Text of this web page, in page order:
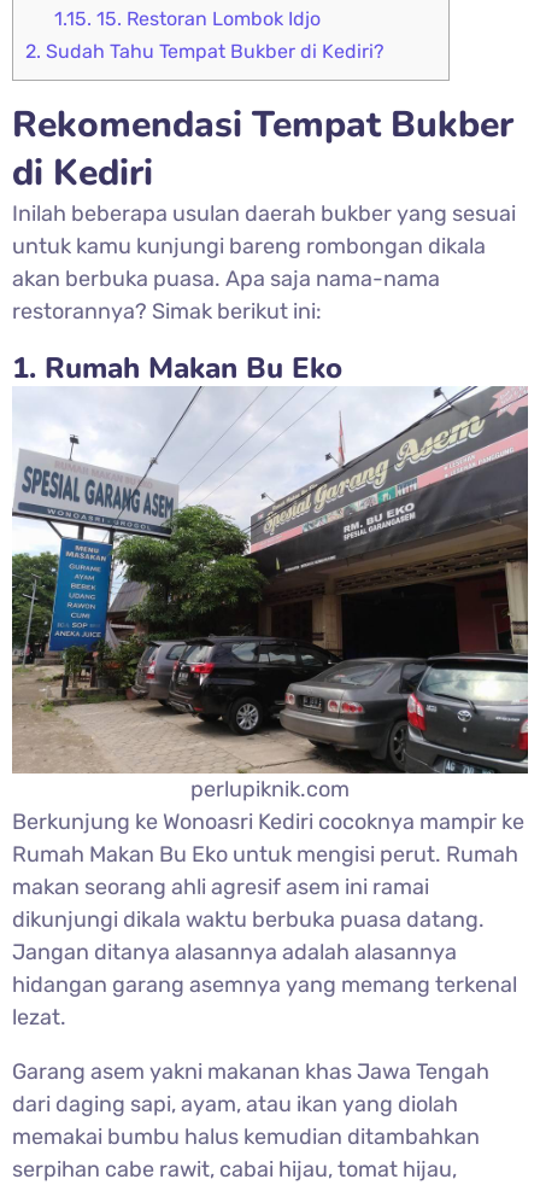
1.15. 15. Restoran Lombok Idjo
2. Sudah Tahu Tempat Bukber di Kediri?
Rekomendasi Tempat Bukber
di Kediri
Inilah beberapa usulan daerah bukber yang sesuai
untuk kamu kunjungi bareng rombongan dikala
akan berbuka puasa. Apa saja nama-nama
restorannya? Simak berikut ini:
1. Rumah Makan Bu Eko
perlupiknik.com
Berkunjung ke Wonoasri Kediri cocoknya mampir ke
Rumah Makan Bu Eko untuk mengisi perut. Rumah
makan seorang ahli agresif asem ini ramai
dikunjungi dikala waktu berbuka puasa datang.
Jangan ditanya alasannya adalah alasannya
hidangan garang asemnya yang memang terkenal
lezat.
Garang asem yakni makanan khas Jawa Tengah
dari daging sapi, ayam, atau ikan yang diolah
memakai bumbu halus kemudian ditambahkan
serpihan cabe rawit, cabai hijau, tomat hijau,